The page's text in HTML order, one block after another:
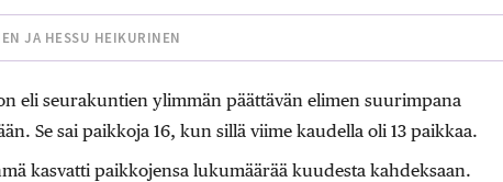
JA HESSU HEIKURINEN
eli seurakuntien ylimmän päättävän elimen suurimpana
Se sai paikkoja 16, kun sillä viime kaudella oli 13 paikkaa.
kasvatti paikkojensa lukumäärää kuudesta kahdeksaan.